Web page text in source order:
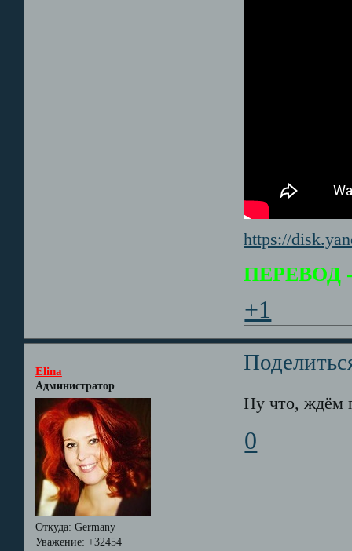
https://
ПЕРЕВОД -
+1
Elina
Администратор
Откуда: Germany
Уважение: +32454
Ну что, ждём
0